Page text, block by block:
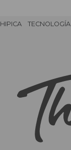
HIPICA TECNOLOGÍA